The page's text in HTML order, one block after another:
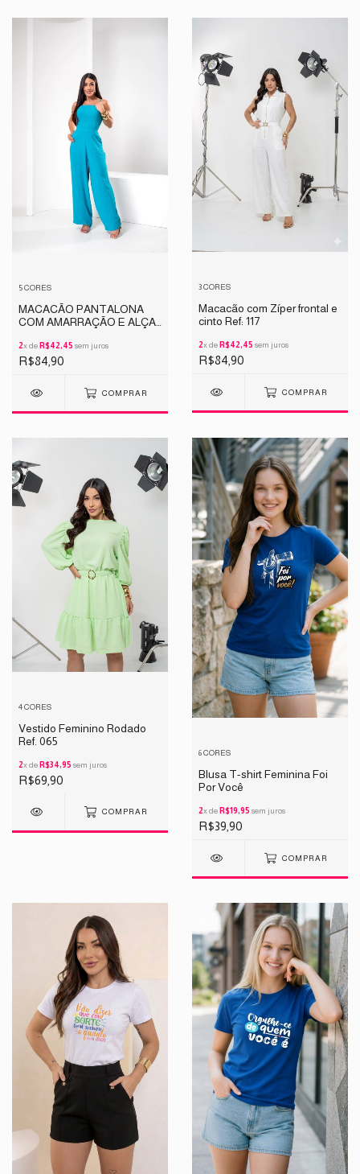
5 CORES
MACACÃO PANTALONA
COM AMARRAÇÃO E ALÇA
2x de R$42,45 sem juros
R$84,90
COMPRAR
3 CORES
Macacão com Zíper frontal e
cinto Ref: 117
2x de R$42,45 sem juros
R$84,90
COMPRAR
4 CORES
Vestido Feminino Rodado
Ref. 065
2x de R$34,95 sem juros
R$69,90
COMPRAR
6 CORES
Blusa T-shirt Feminina Foi
Por Você
2x de R$19,95 sem juros
R$39,90
COMPRAR